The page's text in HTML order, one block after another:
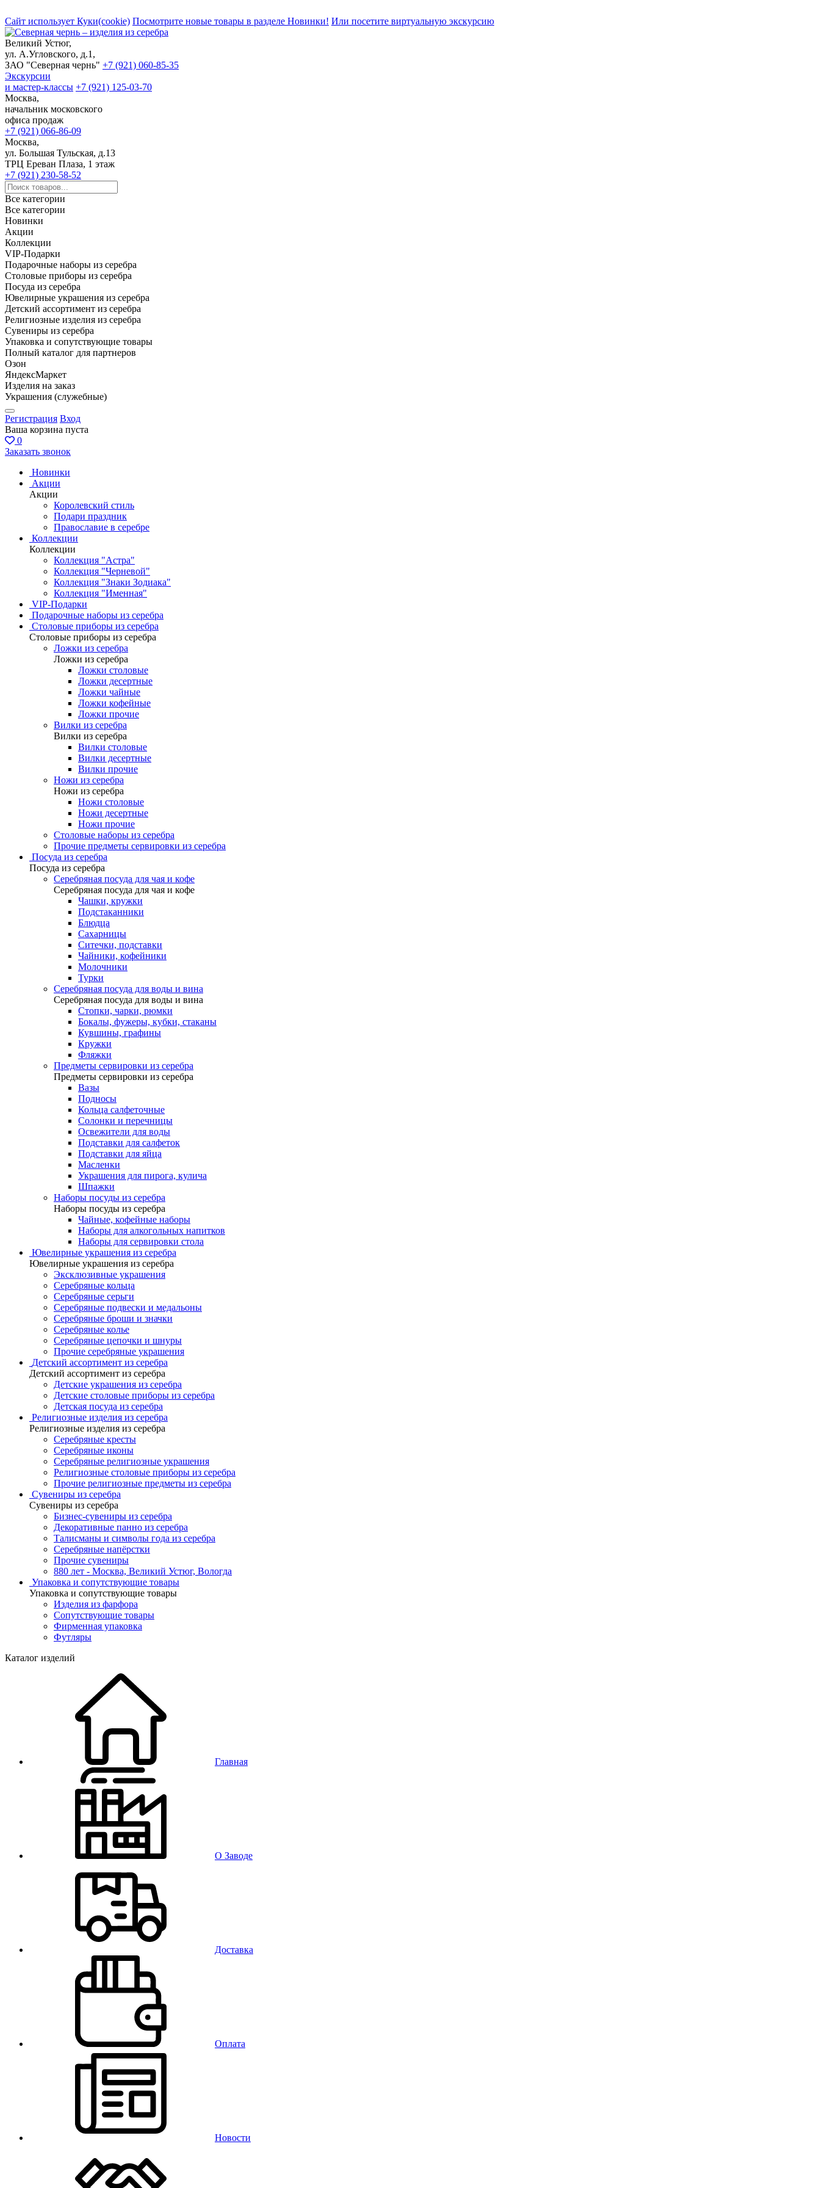
Сайт использует Куки(cookie) Посмотрите новые товары в разделе Новинки! Или посетите виртуальную экскурсию
Великий Устюг,
ул. А.Угловского, д.1,
ЗАО "Северная чернь" +7 (921) 060-85-35
Экскурсии
и мастер-классы +7 (921) 125-03-70
Москва,
начальник московского
офиса продаж
+7 (921) 066-86-09
Москва,
ул. Большая Тульская, д.13
ТРЦ Ереван Плаза, 1 этаж
+7 (921) 230-58-52
Все категории
Все категории
Новинки
Акции
Коллекции
VIP-Подарки
Подарочные наборы из серебра
Столовые приборы из серебра
Посуда из серебра
Ювелирные украшения из серебра
Детский ассортимент из серебра
Религиозные изделия из серебра
Сувениры из серебра
Упаковка и сопутствующие товары
Полный каталог для партнеров
Озон
ЯндексМаркет
Изделия на заказ
Украшения (служебные)
Регистрация Вход
Ваша корзина пуста
0
Заказать звонок
Новинки
Акции
Акции
Королевский стиль
Подари праздник
Православие в серебре
Коллекции
Коллекции
Коллекция "Астра"
Коллекция "Черневой"
Коллекция "Знаки Зодиака"
Коллекция "Именная"
VIP-Подарки
Подарочные наборы из серебра
Столовые приборы из серебра
Столовые приборы из серебра
Ложки из серебра
Ложки из серебра
Ложки столовые
Ложки десертные
Ложки чайные
Ложки кофейные
Ложки прочие
Вилки из серебра
Вилки из серебра
Вилки столовые
Вилки десертные
Вилки прочие
Ножи из серебра
Ножи из серебра
Ножи столовые
Ножи десертные
Ножи прочие
Столовые наборы из серебра
Прочие предметы сервировки из серебра
Посуда из серебра
Посуда из серебра
Серебряная посуда для чая и кофе
Серебряная посуда для чая и кофе
Чашки, кружки
Подстаканники
Блюдца
Сахарницы
Ситечки, подставки
Чайники, кофейники
Молочники
Турки
Серебряная посуда для воды и вина
Серебряная посуда для воды и вина
Стопки, чарки, рюмки
Бокалы, фужеры, кубки, стаканы
Кувшины, графины
Кружки
Фляжки
Предметы сервировки из серебра
Предметы сервировки из серебра
Вазы
Подносы
Кольца салфеточные
Солонки и перечницы
Освежители для воды
Подставки для салфеток
Подставки для яйца
Масленки
Украшения для пирога, кулича
Шпажки
Наборы посуды из серебра
Наборы посуды из серебра
Чайные, кофейные наборы
Наборы для алкогольных напитков
Наборы для сервировки стола
Ювелирные украшения из серебра
Ювелирные украшения из серебра
Эксклюзивные украшения
Серебряные кольца
Серебряные серьги
Серебряные подвески и медальоны
Серебряные броши и значки
Серебряные колье
Серебряные цепочки и шнуры
Прочие серебряные украшения
Детский ассортимент из серебра
Детский ассортимент из серебра
Детские украшения из серебра
Детские столовые приборы из серебра
Детская посуда из серебра
Религиозные изделия из серебра
Религиозные изделия из серебра
Серебряные кресты
Серебряные иконы
Серебряные религиозные украшения
Религиозные столовые приборы из серебра
Прочие религиозные предметы из серебра
Сувениры из серебра
Сувениры из серебра
Бизнес-сувениры из серебра
Декоративные панно из серебра
Талисманы и символы года из серебра
Серебряные напёрстки
Прочие сувениры
880 лет - Москва, Великий Устюг, Вологда
Упаковка и сопутствующие товары
Упаковка и сопутствующие товары
Изделия из фарфора
Сопутствующие товары
Фирменная упаковка
Футляры
Каталог изделий
Главная
О Заводе
Доставка
Оплата
Новости